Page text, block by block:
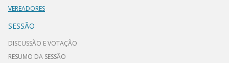
VEREADORES
SESSÃO
DISCUSSÃO E VOTAÇÃO
RESUMO DA SESSÃO